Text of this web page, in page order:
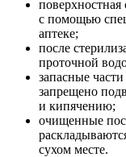
поверхностная
с помощью
аптеке;
после
проточной
запасные
запрещено
и кипячению;
очищенные
сухом месте.